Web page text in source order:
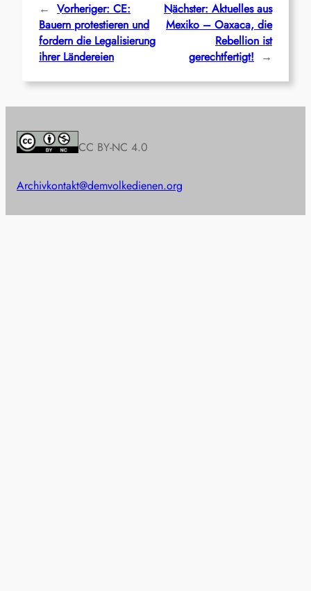
← Vorheriger: CE:
Bauern protestieren und
fordern die Legalisierung
ihrer Ländereien
Nächster: Aktuelles aus
Mexiko – Oaxaca, die
Rebellion ist
gerechtfertigt!
→
CC BY-NC 4.0
Archivkontakt@demvolkedienen.org